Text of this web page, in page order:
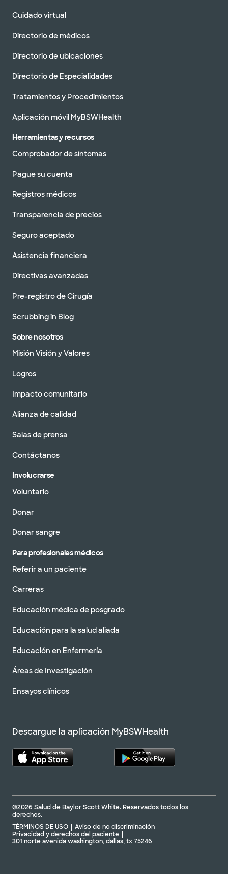
Cuidado virtual
Directorio de médicos
Directorio de ubicaciones
Directorio de Especialidades
Tratamientos y Procedimientos
Aplicación móvil MyBSWHealth
Herramientas y recursos
Comprobador de síntomas
Pague su cuenta
Registros médicos
Transparencia de precios
Seguro aceptado
Asistencia financiera
Directivas avanzadas
Pre-registro de Cirugía
Scrubbing in Blog
Sobre nosotros
Misión Visión y Valores
Logros
Impacto comunitario
Alianza de calidad
Salas de prensa
Contáctanos
Involucrarse
Voluntario
Donar
Donar sangre
Para profesionales médicos
Referir a un paciente
Carreras
Educación médica de posgrado
Educación para la salud aliada
Educación en Enfermería
Áreas de Investigación
Ensayos clínicos
Descargue la aplicación MyBSWHealth
©2026 Salud de Baylor Scott White. Reservados todos los
derechos.
TÉRMINOS DE USO
Aviso de no discriminación
Privacidad y derechos del paciente
301 norte avenida washington, dallas, tx 75246